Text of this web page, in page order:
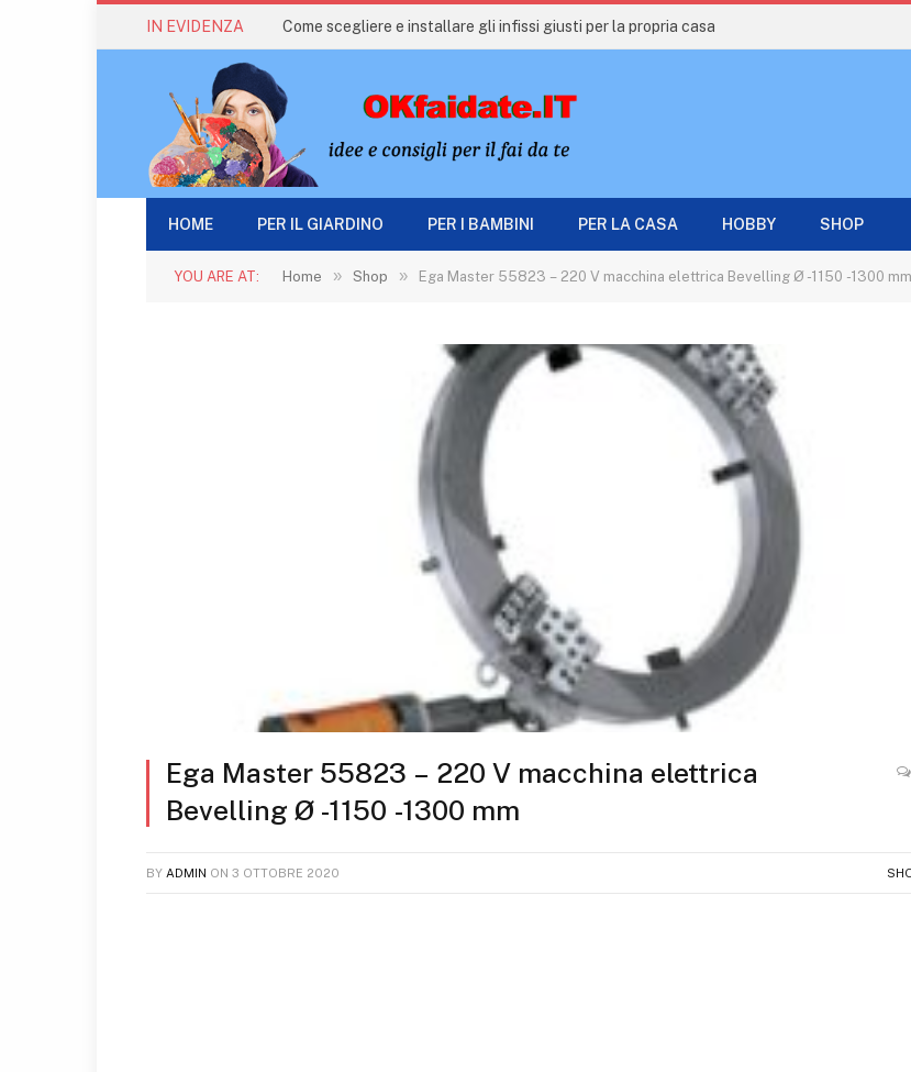
IN EVIDENZA Come scegliere e installare gli infissi giusti per la propria casa
HOME PER IL GIARDINO PER I BAMBINI PER LA CASA HOBBY SHOP
YOU ARE AT: Home » Shop » Ega Master 55823 – 220 V macchina elettrica Bevelling Ø -1150 -1300 mm
Ega Master 55823 – 220 V macchina elettrica
Bevelling Ø -1150 -1300 mm
BY ADMIN ON 3 OTTOBRE 2020